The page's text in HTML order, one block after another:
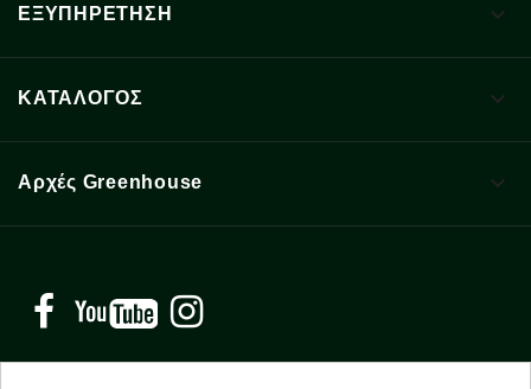
ΕΞΥΠΗΡΕΤΗΣΗ 
ΚΑΤΑΛΟΓΟΣ 
Αρχές Greenhouse 
Facebook YouTube